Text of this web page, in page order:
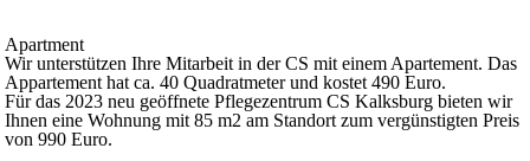
Apartment
Wir unterstützen Ihre Mitarbeit in der CS mit einem Apartement. Das
Appartement hat ca. 40 Quadratmeter und kostet 490 Euro.
Für das 2023 neu geöffnete Pflegezentrum CS Kalksburg bieten wir
Ihnen eine Wohnung mit 85 m2 am Standort zum vergünstigten Preis
von 990 Euro.